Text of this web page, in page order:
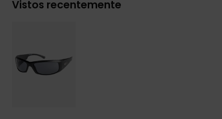
Vistos recentemente